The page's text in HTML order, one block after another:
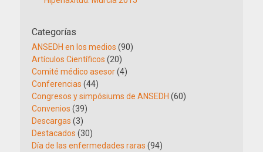
Categorías
ANSEDH en los medios (90)
Artículos Científicos (20)
Comité médico asesor(4)
Conferencias (44)
Congresos y simpósiums de ANSEDH (60)
Convenios (39)
Descargas (3)
Destacados (30)
Día de las enfermedades raras (94)